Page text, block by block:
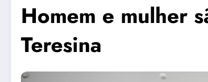
Homem e mulher
Teresina